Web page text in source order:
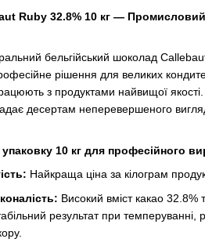
Ruby 32.8% 10 кг — Промисловий
бельгійський шоколад Callebaut
рішення для великих
з продуктами найвищої
десертам неперевершеного
10 кг для професійного
Найкраща ціна за кілограм
Високий вміст какао 32.8%
результат при